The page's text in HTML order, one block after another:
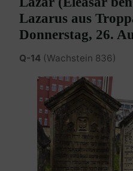
Lazarus aus
Donnerstag, 26.
Q-14(Wachstein 836)